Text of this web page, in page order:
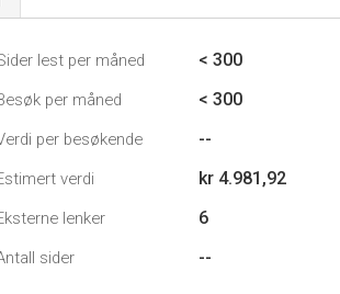
lest per måned < 300
per måned < 300
per besøkende --
verdi kr 4.981,92
lenker 6
sider --